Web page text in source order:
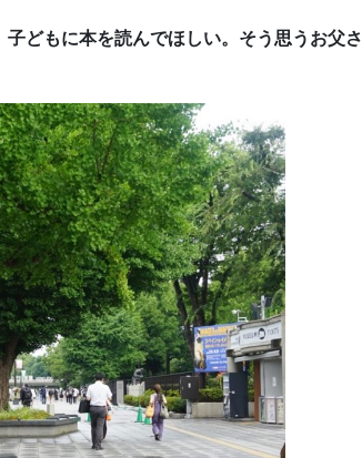
子どもに本を読んでほしい。そう思うお父さ